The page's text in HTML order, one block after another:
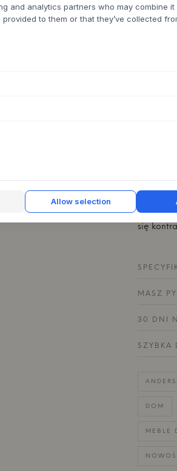
sylwetkę,
wersja
jest
element
pozwól,
ciepłą
się
MASZ
30 DNI
SZYBKA
DOM
MEBLE
and analytics partners who may combine
provided to them or that they’ve collected
Allow selection